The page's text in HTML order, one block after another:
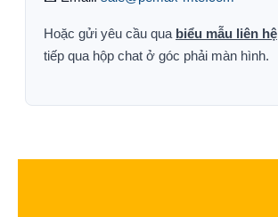
Hoặc gửi yêu cầu qua biểu mẫu liên hệ
tiếp qua hộp chat ở góc phải màn hình.